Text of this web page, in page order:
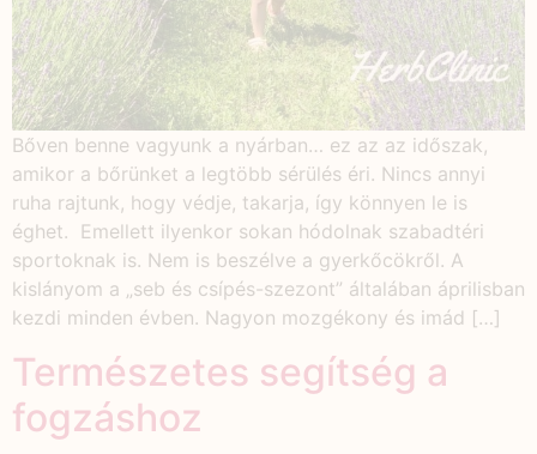
Bőven benne vagyunk a nyárban… ez az az időszak,
amikor a bőrünket a legtöbb sérülés éri. Nincs annyi
ruha rajtunk, hogy védje, takarja, így könnyen le is
éghet. Emellett ilyenkor sokan hódolnak szabadtéri
sportoknak is. Nem is beszélve a gyerkőcökről. A
kislányom a „seb és csípés-szezont” általában áprilisban
kezdi minden évben. Nagyon mozgékony és imád […]
Természetes segítség a
fogzáshoz